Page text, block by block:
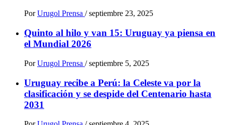
Por Urugol Prensa / septiembre 23, 2025
Quinto al hilo y van 15: Uruguay ya piensa en
el Mundial 2026
Por Urugol Prensa / septiembre 5, 2025
Uruguay recibe a Perú: la Celeste va por la
clasificación y se despide del Centenario hasta
2031